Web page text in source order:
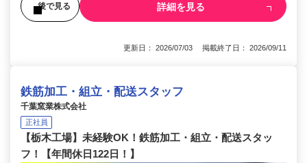
後で見る 詳細を見る
更新日： 2026/07/03 掲載終了日： 2026/09/11
鉄筋加工・組立・配送スタッフ
千葉窯業株式会社
正社員
【栃木工場】未経験OK！鉄筋加工・組立・配送スタッ
フ！【年間休日122日！】